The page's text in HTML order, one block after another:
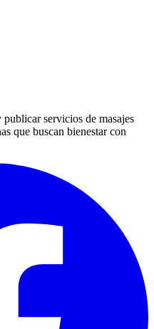
servicios de masajes
que buscan bienestar con